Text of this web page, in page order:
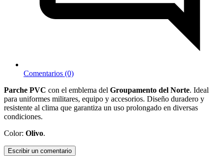
Comentarios (0)
Parche PVC con el emblema del Groupamento del Norte. Ideal
para uniformes militares, equipo y accesorios. Diseño duradero y
resistente al clima que garantiza un uso prolongado en diversas
condiciones.
Color: Olivo.
Escribir un comentario